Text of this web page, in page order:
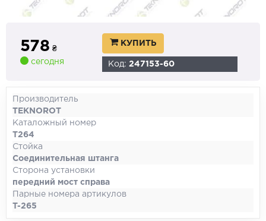
578 ₴
сегодня
КУПИТЬ
Код: 247153-60
Производитель
TEKNOROT
Каталожный номер
T264
Стойка
Соединительная штанга
Сторона установки
передний мост справа
Парные номера артикулов
T-265